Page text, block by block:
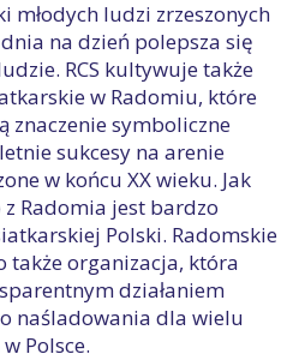
młodych ludzi zrzeszonych
na dzień polepsza się
RCS kultywuje także
w Radomiu, które
symboliczne
sukcesy na arenie
w końcu XX wieku. Jak
Radomia jest bardzo
Polski. Radomskie
także organizacja, która
działaniem
naśladowania dla wielu
Polsce.